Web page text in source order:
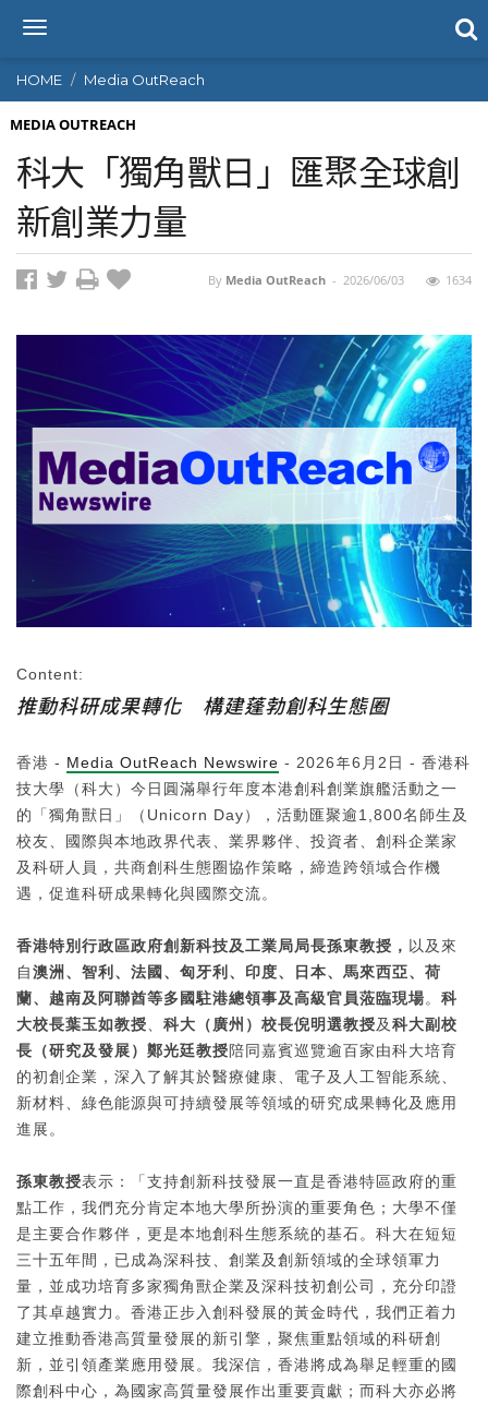
T
g
g
l
n
v
i
g
n
HOME Media OutReach
MEDIA OUTREACH
科大「獨角獸日」匯聚全球創
新創業力量
By Media OutReach - 2026/06/03 1634
Content:
推動科研成果轉化 構建蓬勃創科生態圈
香港 - Media OutReach Newswire - 2026年6月2日 - 香港科
技大學（科大）今日圓滿舉行年度本港創科創業旗艦活動之一
的「獨角獸日」（Unicorn Day），活動匯聚逾1,800名師生及
校友、國際與本地政界代表、業界夥伴、投資者、創科企業家
及科研人員，共商創科生態圈協作策略，締造跨領域合作機
遇，促進科研成果轉化與國際交流。
香港特別行政區政府創新科技及工業局局長孫東教授， 以及來
自澳洲、智利、法國、匈牙利、印度、日本、馬來西亞、荷
蘭、越南及阿聯酋等多國駐港總領事及高級官員蒞臨現場。 科
大校長葉玉如教授
科大（廣州）校長倪明選教授及科大副校
長（研究及發展）鄭光廷教授陪同嘉賓巡覽逾百家由科大培育
的初創企業，深入了解其於醫療健康、電子及人工智能系統、
新材料、綠色能源與可持續發展等領域的研究成果轉化及應用
進展。
孫東教授表示：「支持創新科技發展一直是香港特區政府的重
點工作，我們充分肯定本地大學所扮演的重要角色；大學不僅
是主要合作夥伴，更是本地創科生態系統的基石。科大在短短
三十五年間，已成為深科技、創業及創新領域的全球領軍力
量，並成功培育多家獨角獸企業及深科技初創公司，充分印證
了其卓越實力。香港正步入創科發展的黃金時代，我們正着力
建立推動香港高質量發展的新引擎，聚焦重點領域的科研創
新，並引領產業應用發展。我深信，香港將成為舉足輕重的國
際創科中心，為國家高質量發展作出重要貢獻；而科大亦必將